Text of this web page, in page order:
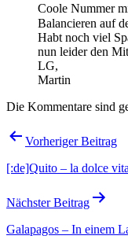
Coole Nummer
Balancieren auf
Habt noch viel
nun leider den
LG,
Martin
Die Kommentare sind
Vorheriger Beitrag
[:de]Quito – la dolce
Nächster Beitrag
Galapagos – In einem